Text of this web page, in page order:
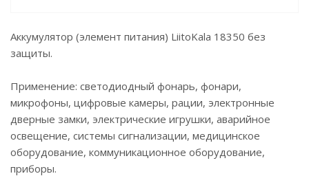
Аккумулятор (элемент питания) LiitoKala 18350 без
защиты.
Применение: светодиодный фонарь, фонари,
микрофоны, цифровые камеры, рации, электронные
дверные замки, электрические игрушки, аварийное
освещение, системы сигнализации, медицинское
оборудование, коммуникационное оборудование,
приборы.